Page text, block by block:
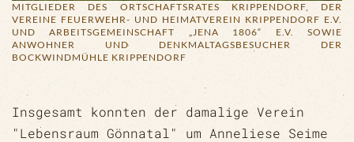
MITGLIEDER DES ORTSCHAFTSRATES KRIPPENDORF, DER
VEREINE FEUERWEHR- UND HEIMATVEREIN KRIPPENDORF E.V.
UND ARBEITSGEMEINSCHAFT „JENA 1806“ E.V. SOWIE
ANWOHNER UND DENKMALTAGSBESUCHER DER
BOCKWINDMÜHLE KRIPPENDORF
Insgesamt konnten der damalige Verein
"Lebensraum Gönnatal" um Anneliese Seime